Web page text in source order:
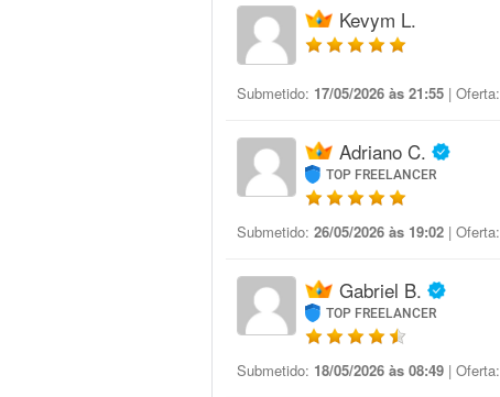
Kevym L.
Submetido: 17/05/2026 às 21:55 | Oferta:
Adriano C.
TOP FREELANCER
Submetido: 26/05/2026 às 19:02 | Oferta:
Gabriel B.
TOP FREELANCER
Submetido: 18/05/2026 às 08:49 | Oferta: